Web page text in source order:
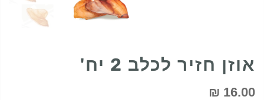
אוזן חזיר לכלב 2 יח'
16.00 ₪